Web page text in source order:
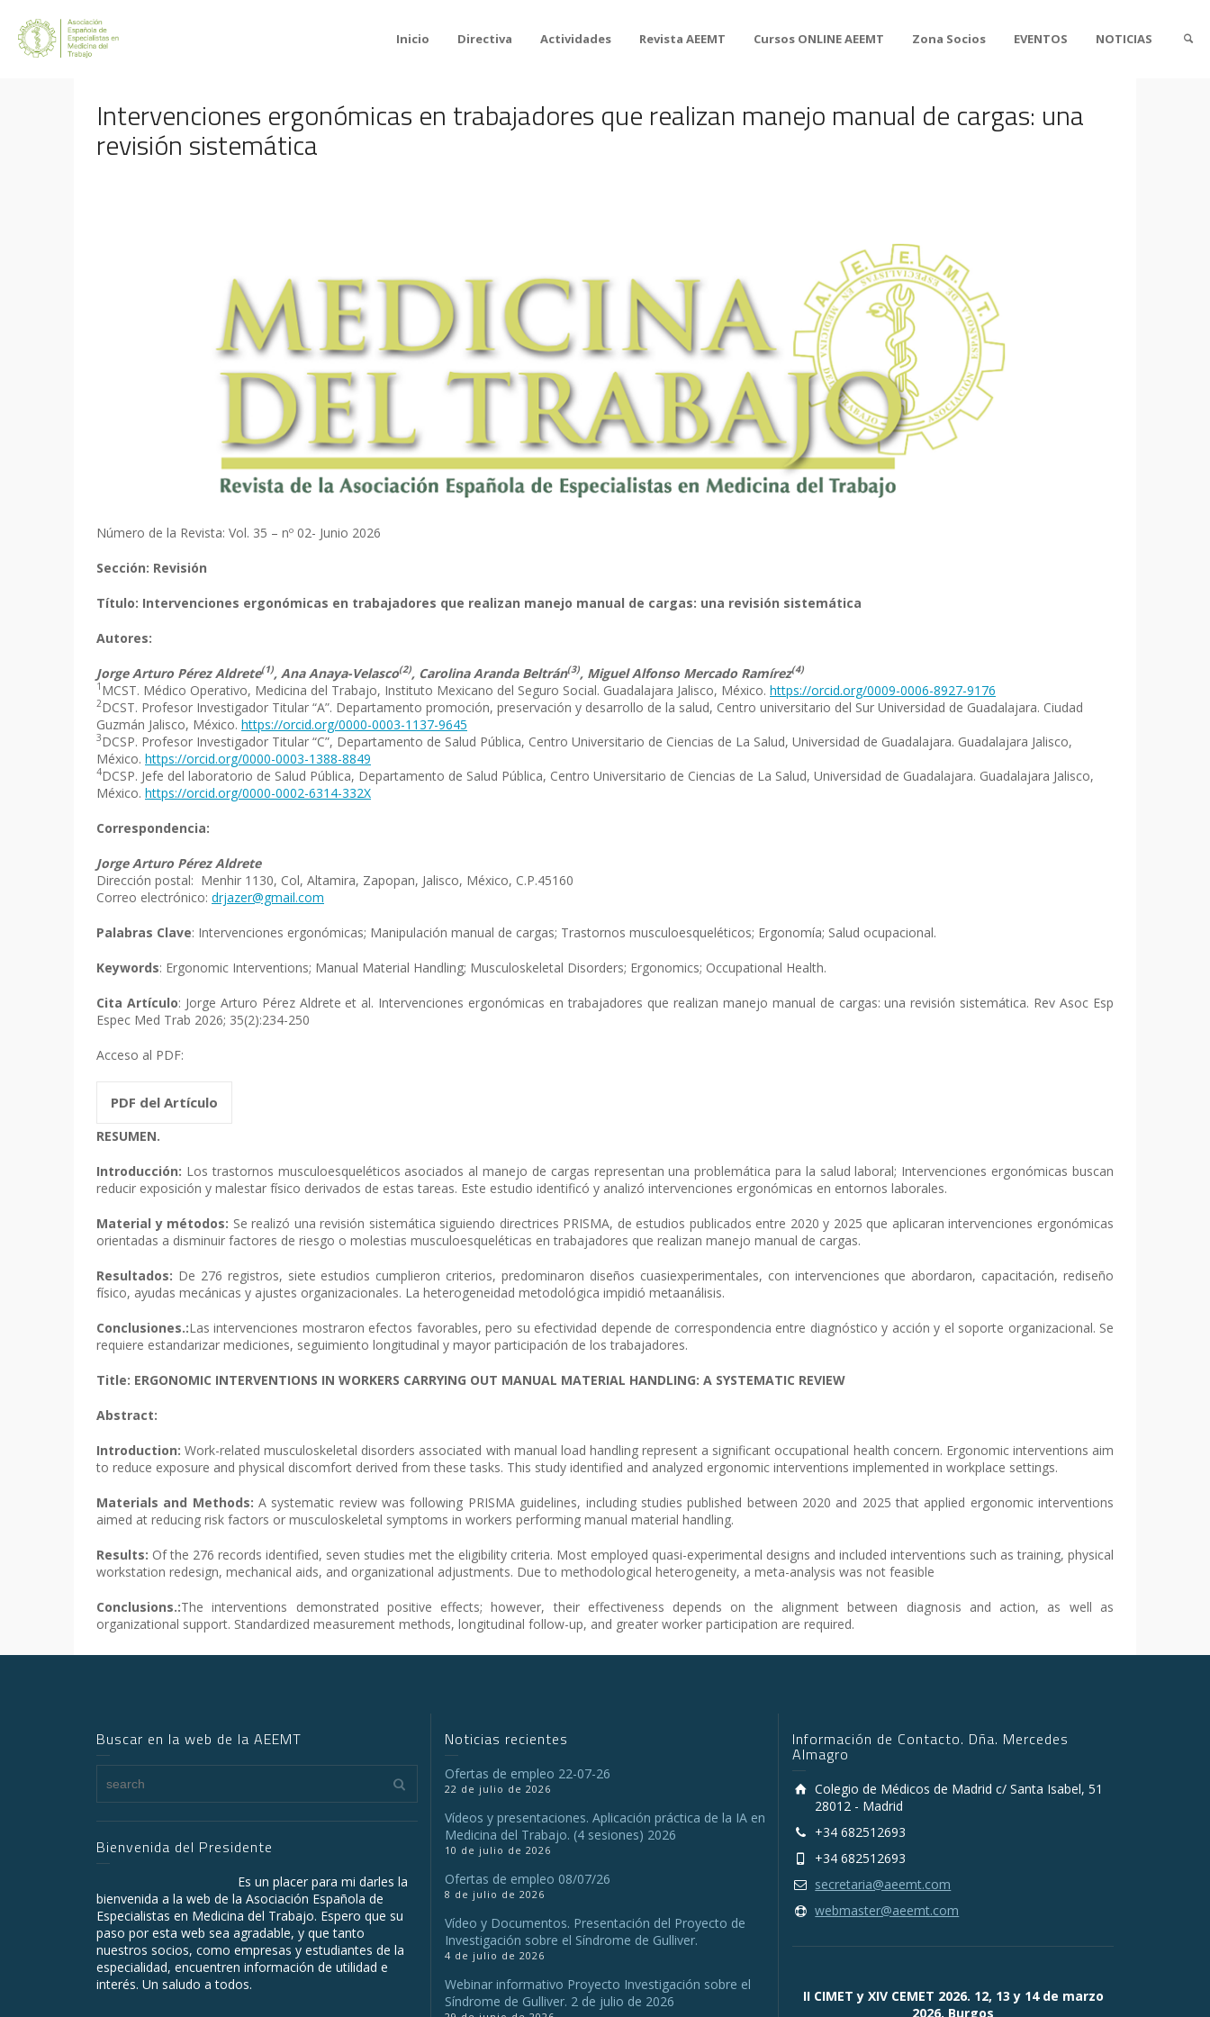
Inicio Directiva Actividades Revista AEEMT Cursos ONLINE AEEMT Zona Socios EVENTOS NOTICIAS
Intervenciones ergonómicas en trabajadores que realizan manejo manual de cargas: una
revisión sistemática
Número de la Revista: Vol. 35 – nº 02- Junio 2026
Sección: Revisión
Título: Intervenciones ergonómicas en trabajadores que realizan manejo manual de cargas: una revisión sistemática
Autores:
Jorge Arturo Pérez Aldrete(1), Ana Anaya-Velasco(2), Carolina Aranda Beltrán(3), Miguel Alfonso Mercado Ramírez(4)
1 MCST. Médico Operativo, Medicina del Trabajo, Instituto Mexicano del Seguro Social. Guadalajara Jalisco, México. https://orcid.org/0009-0006-8927-9176
2DCST. Profesor Investigador Titular “A”. Departamento promoción, preservación y desarrollo de la salud, Centro universitario del Sur Universidad de Guadalajara. Ciudad
Guzmán Jalisco, México. https://orcid.org/0000-0003-1137-9645
3DCSP. Profesor Investigador Titular “C”, Departamento de Salud Pública, Centro Universitario de Ciencias de La Salud, Universidad de Guadalajara. Guadalajara Jalisco,
México. https://orcid.org/0000-0003-1388-8849
4DCSP. Jefe del laboratorio de Salud Pública, Departamento de Salud Pública, Centro Universitario de Ciencias de La Salud, Universidad de Guadalajara. Guadalajara Jalisco,
México. https://orcid.org/0000-0002-6314-332X
Correspondencia:
Jorge Arturo Pérez Aldrete
Dirección postal: Menhir 1130, Col, Altamira, Zapopan, Jalisco, México, C.P.45160
Correo electrónico: drjazer@gmail.com
Palabras Clave: Intervenciones ergonómicas; Manipulación manual de cargas; Trastornos musculoesqueléticos; Ergonomía; Salud ocupacional.
Keywords: Ergonomic Interventions; Manual Material Handling; Musculoskeletal Disorders; Ergonomics; Occupational Health.
Cita Artículo: Jorge Arturo Pérez Aldrete et al. Intervenciones ergonómicas en trabajadores que realizan manejo manual de cargas: una revisión sistemática. Rev Asoc Esp
Espec Med Trab 2026; 35(2):234-250
Acceso al PDF:
PDF del Artículo
RESUMEN.
Introducción: Los trastornos musculoesqueléticos asociados al manejo de cargas representan una problemática para la salud laboral; Intervenciones ergonómicas buscan
reducir exposición y malestar físico derivados de estas tareas. Este estudio identificó y analizó intervenciones ergonómicas en entornos laborales.
Material y métodos: Se realizó una revisión sistemática siguiendo directrices PRISMA, de estudios publicados entre 2020 y 2025 que aplicaran intervenciones ergonómicas
orientadas a disminuir factores de riesgo o molestias musculoesqueléticas en trabajadores que realizan manejo manual de cargas.
Resultados: De 276 registros, siete estudios cumplieron criterios, predominaron diseños cuasiexperimentales, con intervenciones que abordaron, capacitación, rediseño
físico, ayudas mecánicas y ajustes organizacionales. La heterogeneidad metodológica impidió metaanálisis.
Conclusiones.:Las intervenciones mostraron efectos favorables, pero su efectividad depende de correspondencia entre diagnóstico y acción y el soporte organizacional. Se
requiere estandarizar mediciones, seguimiento longitudinal y mayor participación de los trabajadores.
Title: ERGONOMIC INTERVENTIONS IN WORKERS CARRYING OUT MANUAL MATERIAL HANDLING: A SYSTEMATIC REVIEW
Abstract:
Introduction: Work-related musculoskeletal disorders associated with manual load handling represent a significant occupational health concern. Ergonomic interventions aim
to reduce exposure and physical discomfort derived from these tasks. This study identified and analyzed ergonomic interventions implemented in workplace settings.
Materials and Methods: A systematic review was following PRISMA guidelines, including studies published between 2020 and 2025 that applied ergonomic interventions
aimed at reducing risk factors or musculoskeletal symptoms in workers performing manual material handling.
Results: Of the 276 records identified, seven studies met the eligibility criteria. Most employed quasi-experimental designs and included interventions such as training, physical
workstation redesign, mechanical aids, and organizational adjustments. Due to methodological heterogeneity, a meta-analysis was not feasible
Conclusions.:The interventions demonstrated positive effects; however, their effectiveness depends on the alignment between diagnosis and action, as well as
organizational support. Standardized measurement methods, longitudinal follow-up, and greater worker participation are required.
Buscar en la web de la AEEMT
Bienvenida del Presidente
Es un placer para mi darles la
bienvenida a la web de la Asociación Española de
Especialistas en Medicina del Trabajo. Espero que su
paso por esta web sea agradable, y que tanto
nuestros socios, como empresas y estudiantes de la
especialidad, encuentren información de utilidad e
interés. Un saludo a todos.
Noticias recientes
Ofertas de empleo 22-07-26
22 de julio de 2026
Vídeos y presentaciones. Aplicación práctica de la IA en
Medicina del Trabajo. (4 sesiones) 2026
10 de julio de 2026
Ofertas de empleo 08/07/26
8 de julio de 2026
Vídeo y Documentos. Presentación del Proyecto de
Investigación sobre el Síndrome de Gulliver.
4 de julio de 2026
Webinar informativo Proyecto Investigación sobre el
Síndrome de Gulliver. 2 de julio de 2026
Información de Contacto. Dña. Mercedes
Almagro
Colegio de Médicos de Madrid c/ Santa Isabel, 51
28012 - Madrid
+34 682512693
+34 682512693
secretaria@aeemt.com
webmaster@aeemt.com
II CIMET y XIV CEMET 2026. 12, 13 y 14 de marzo
2026. Burgos